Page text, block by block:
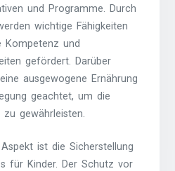
und Programme. Durch
wichtige Fähigkeiten
Kompetenz und
gefördert. Darüber
ausgewogene Ernährung
geachtet, um die
gewährleisten.
ist die Sicherstellung
für Kinder. Der Schutz vor